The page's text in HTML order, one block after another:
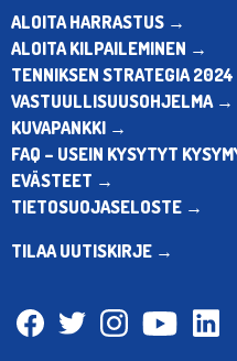
ALOITA HARRASTUS →
ALOITA KILPAILEMINEN →
TENNIKSEN STRATEGIA
VASTUULLISUUSOHJELMA →
KUVAPANKKI →
FAQ – USEIN KYSYTYT
EVÄSTEET →
TIETOSUOJASELOSTE →
TILAA UUTISKIRJE →